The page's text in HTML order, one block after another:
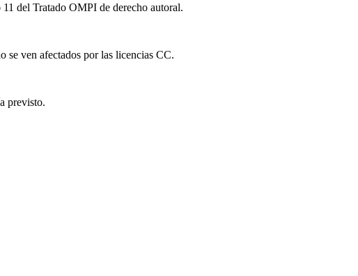
del Tratado OMPI de derecho autoral.
se ven afectados por las licencias CC.
previsto.